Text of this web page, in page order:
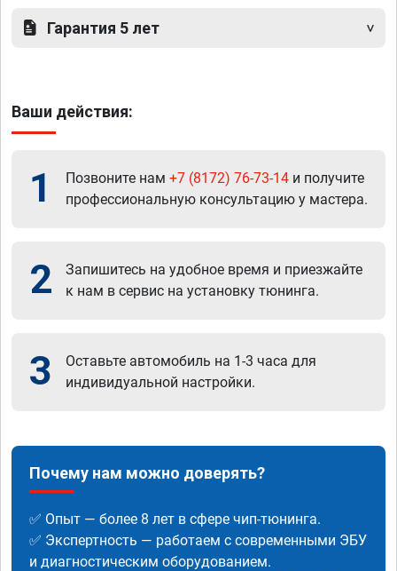
Гарантия 5 лет
Ваши действия:
1 Позвоните нам +7 (8172) 76-73-14 и получите
профессиональную консультацию у мастера.
2
Запишитесь на удобное время и приезжайте
к нам в сервис на установку тюнинга.
3
Оставьте автомобиль на 1-3 часа для
индивидуальной настройки.
Почему нам можно доверять?
✅ Опыт — более 8 лет в сфере чип-тюнинга.
✅ Экспертность — работаем с современными ЭБУ
и диагностическим оборудованием.